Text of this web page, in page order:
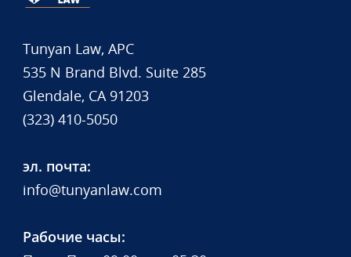
Tunyan Law, APC
535 N Brand Blvd. Suite 285
Glendale, CA 91203
(323) 410-5050
эл. почта:
info@tunyanlaw.com
Рабочие часы: